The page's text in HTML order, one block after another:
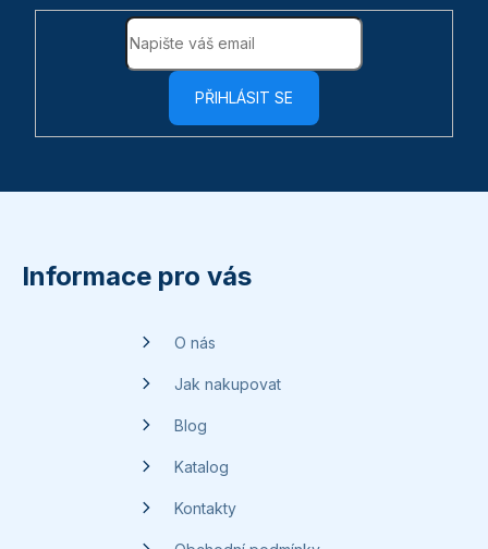
s
u
PŘIHLÁSIT SE
Informace pro vás
O nás
Jak nakupovat
Blog
Katalog
Kontakty